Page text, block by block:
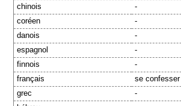
chinois
-
coréen
-
danois
-
espagnol
-
finnois
-
français
se confesser
grec
-